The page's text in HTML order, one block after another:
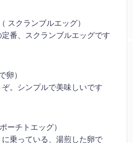
スクランブルエッグ）
番、スクランブルエッグです
卵）
。シンプルで美味しいです
ーチトエッグ）
乗っている、湯煎した卵で